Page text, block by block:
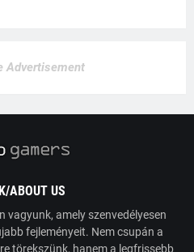
Advertisement
ABOUT US
vagyunk, amely szenvedélyesen
fejleményeit. Nem csupán a
törekszünk, hanem a legfrissebb